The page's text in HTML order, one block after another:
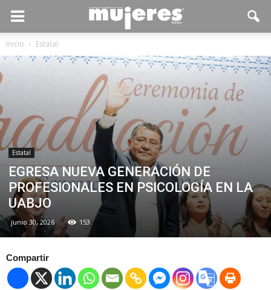
Inicio Estatal
Estatal
EGRESA NUEVA GENERACIÓN DE
PROFESIONALES EN PSICOLOGÍA EN LA
UABJO
junio 30, 2026 153
Compartir